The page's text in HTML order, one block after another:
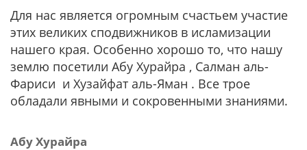
Для нас является огромным счастьем участие
этих великих сподвижников в исламизации
нашего края. Особенно хорошо то, что нашу
землю посетили Абу Хурайра , Салман аль-
Фариси и Хузайфат аль-Яман . Все трое
обладали явными и сокровенными знаниями.
Абу Хурайра